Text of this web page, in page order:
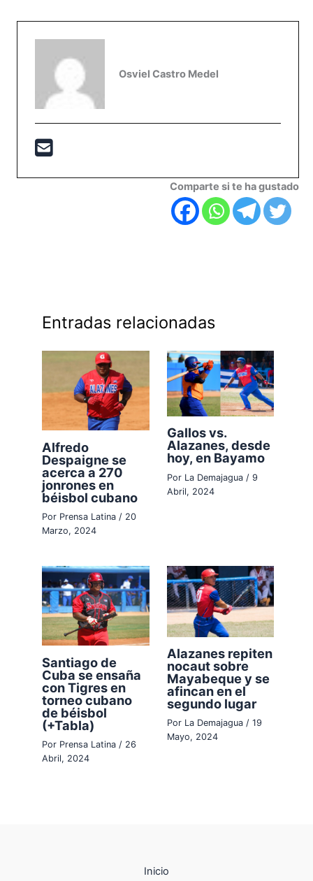
Osviel Castro Medel
Comparte si te ha gustado
Entradas relacionadas
Alfredo
Despaigne se
acerca a 270
jonrones en
béisbol cubano
Por Prensa Latina/ 20
Marzo, 2024
Gallos vs.
Alazanes, desde
hoy, en Bayamo
Por La Demajagua / 9
Abril, 2024
Santiago de
Cuba se ensaña
con Tigres en
torneo cubano
de béisbol
(+Tabla)
Por Prensa Latina/ 26
Abril, 2024
Alazanes repiten
nocaut sobre
Mayabeque y se
afincan en el
segundo lugar
Por La Demajagua / 19
Mayo, 2024
Inicio